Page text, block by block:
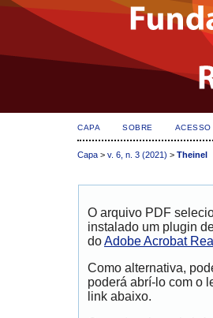
CAPA SOBRE ACESSO
Capa > v. 6, n. 3 (2021) > Theinel
O arquivo PDF
instalado um plugin
doAdobe Acrobat
Como alternativa,
poderá abrí-lo com o
link abaixo.